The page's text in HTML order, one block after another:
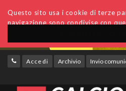
Questo sito usa i cookie di terze
navigazione sono condivise con
Accedi Archivio Invio